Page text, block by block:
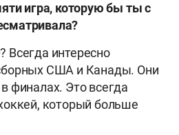
игра, которую бы ты с
Всегда интересно
США и Канады. Они
финалах. Это всегда
который больше